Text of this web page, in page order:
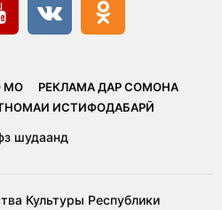
МО
РЕКЛАМА ДАР СОМОНА
ИСТИФОДАБАРӢ
шудаанд
Культуры Республики